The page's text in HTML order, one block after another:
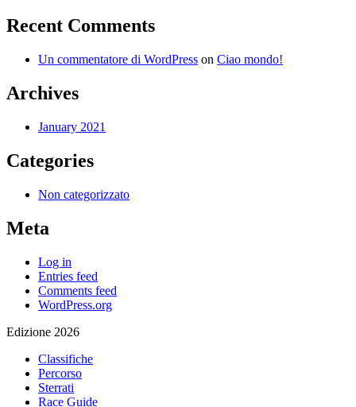
Recent Comments
Un commentatore di WordPress on Ciao mondo!
Archives
January 2021
Categories
Non categorizzato
Meta
Log in
Entries feed
Comments feed
WordPress.org
Edizione 2026
Classifiche
Percorso
Sterrati
Race Guide